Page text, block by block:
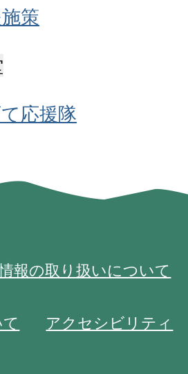
策
応援隊
報の取り扱いについて
アクセシビリティ